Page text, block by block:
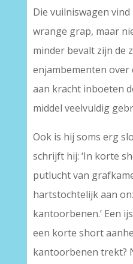
Die vuilniswagen
wrange grap, maar
minder bevalt zijn de
enjambementen over
aan kracht inboeten
middel veelvuldig
Ook is hij soms erg
schrijft hij: ‘In korte
putlucht van
hartstochtelijk aan
kantoorbenen.’ Een
een korte short
kantoorbenen trekt?